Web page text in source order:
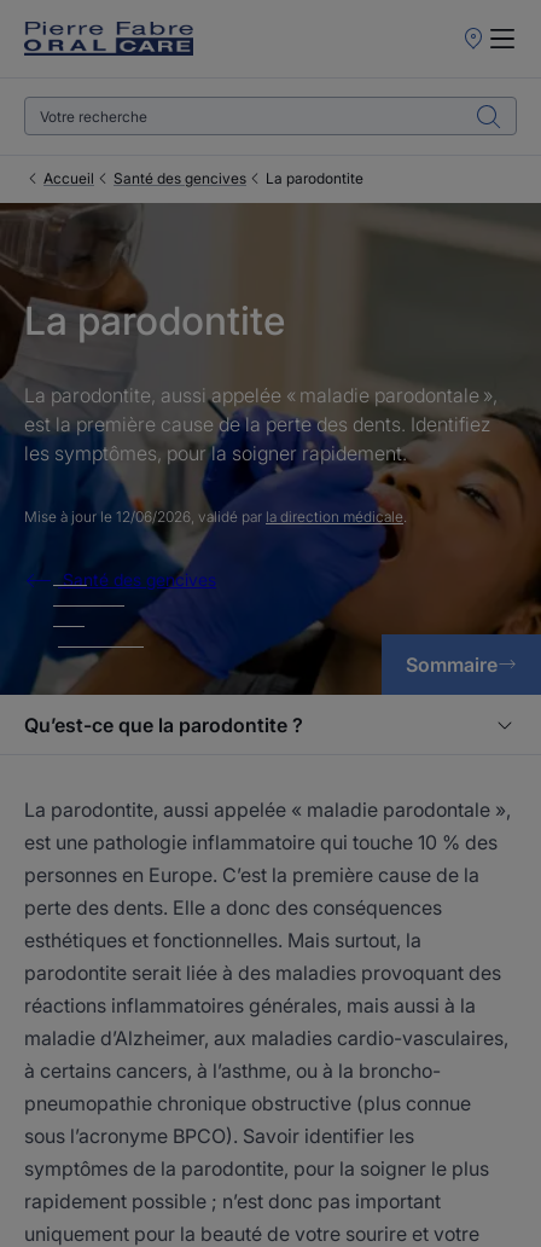
Points
Accueil Santé des gencives La parodontite
La parodontite
La parodontite, aussi appelée « maladie parodontale »,
est la première cause de la perte des dents. Identifiez
les symptômes, pour la soigner rapidement.
Mise à jour le 12/06/2026, validé par la direction médicale.
Santé des gencives
Sommaire
Qu’est-ce que la parodontite ?
La parodontite, aussi appelée « maladie parodontale »,
est une pathologie inflammatoire qui touche 10 % des
personnes en Europe. C’est la première cause de la
perte des dents. Elle a donc des conséquences
esthétiques et fonctionnelles. Mais surtout, la
parodontite serait liée à des maladies provoquant des
réactions inflammatoires générales, mais aussi à la
maladie d’Alzheimer, aux maladies cardio-vasculaires,
à certains cancers, à l’asthme, ou à la broncho-
pneumopathie chronique obstructive (plus connue
sous l’acronyme BPCO). Savoir identifier les
symptômes de la parodontite, pour la soigner le plus
rapidement possible ; n’est donc pas important
uniquement pour la beauté de votre sourire et votre